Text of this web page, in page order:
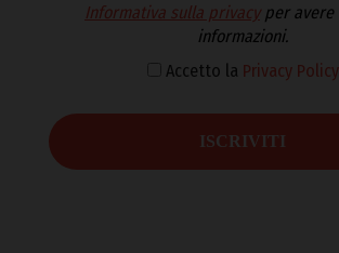
Informativa sulla privacyper avere
informazioni.
Accetto la Privacy Policy